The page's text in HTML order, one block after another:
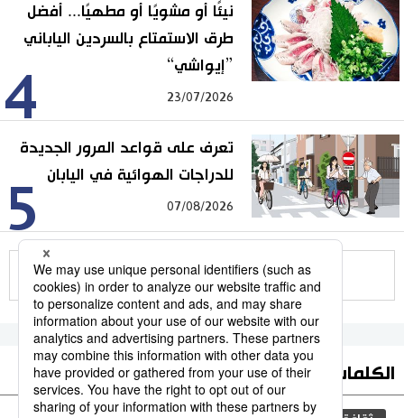
4
نيئًا أو مشويًا أو مطهيًا... أفضل
طرق الاستمتاع بالسردين الياباني
”إيواشي“
23/07/2026
5
تعرف على قواعد المرور الجديدة
للدراجات الهوائية في اليابان
07/08/2026
للمزيد
الكلمات الأكثر بحثا